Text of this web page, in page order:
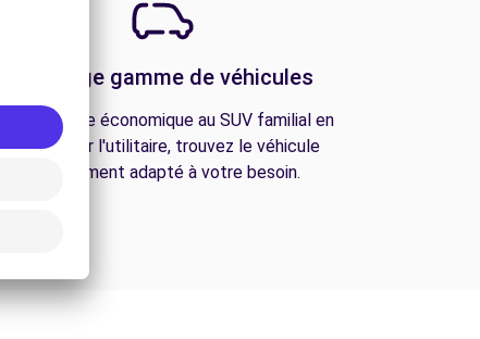
Une large gamme de véhicules
De la citadine économique au SUV familial en
passant par l'utilitaire, trouvez le véhicule
parfaitement adapté à votre besoin.